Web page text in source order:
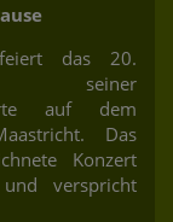
das 20.
seiner
auf dem
Das
Konzert
verspricht